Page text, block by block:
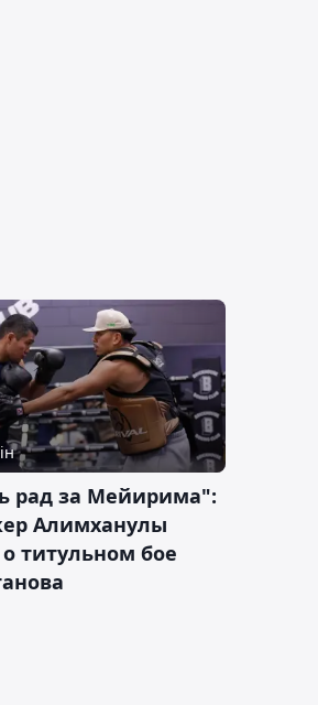
рад за Мейирима":
Алимханулы
титульном бое